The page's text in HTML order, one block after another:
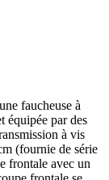
faucheuse à
équipée par des
à vis
(fournie de série
frontale avec un